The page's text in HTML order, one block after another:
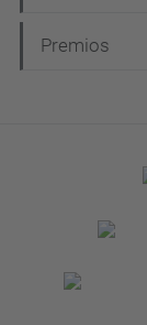
Premios